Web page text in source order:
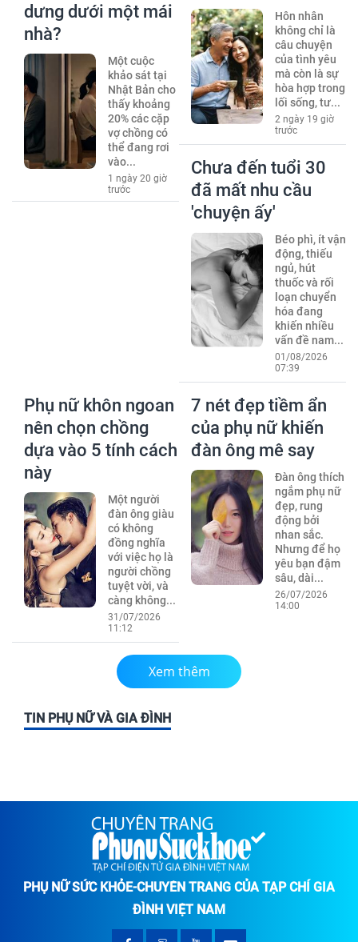
dưng dưới một mái
nhà?
Một cuộc
khảo sát tại
Nhật Bản cho
thấy khoảng
20% các cặp
vợ chồng có
thể đang rơi
vào...
1 ngày 20 giờ
trước
Hôn nhân
không chỉ là
câu chuyện
của tình yêu
mà còn là sự
hòa hợp trong
lối sống, tư...
2 ngày 19 giờ
trước
Chưa đến tuổi 30
đã mất nhu cầu
'chuyện ấy'
Béo phì, ít vận
động, thiếu
ngủ, hút
thuốc và rối
loạn chuyển
hóa đang
khiến nhiều
vấn đề nam...
01/08/2026
07:39
Phụ nữ khôn ngoan
nên chọn chồng
dựa vào 5 tính cách
này
Một người
đàn ông giàu
có không
đồng nghĩa
với việc họ là
người chồng
tuyệt vời, và
càng không...
31/07/2026
11:12
7 nét đẹp tiềm ẩn
của phụ nữ khiến
đàn ông mê say
Đàn ông thích
ngắm phụ nữ
đẹp, rung
động bởi
nhan sắc.
Nhưng để họ
yêu bạn đậm
sâu, dài...
26/07/2026
14:00
Xem thêm
TIN PHỤ NỮ VÀ GIA ĐÌNH
PHỤ NỮ SỨC KHỎE-CHUYÊN TRANG CỦA TẠP CHÍ GIA
ĐÌNH VIỆT NAM